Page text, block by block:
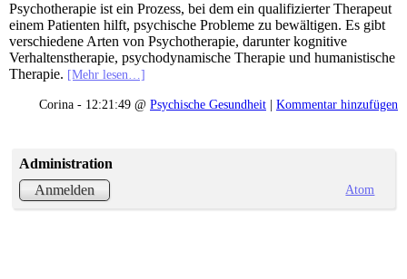
Psychotherapie ist ein Prozess, bei dem ein qualifizierter Therapeut
einem Patienten hilft, psychische Probleme zu bewältigen. Es gibt
verschiedene Arten von Psychotherapie, darunter kognitive
Verhaltenstherapie, psychodynamische Therapie und humanistische
Therapie. [Mehr lesen…]
Corina - 12:21:49 @ Psychische Gesundheit | Kommentar hinzufügen
Administration
Anmelden
Atom